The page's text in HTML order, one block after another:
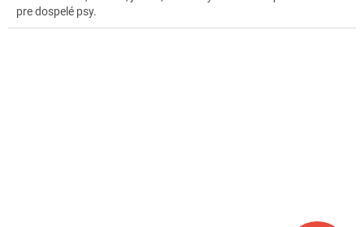
hviezdičiek.
pre dospelé psy.